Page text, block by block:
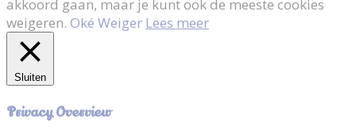
akkoord gaan, maar je kunt ook de meeste cookies
weigeren. Oké Weiger Lees meer
Sluiten
Privacy Overview